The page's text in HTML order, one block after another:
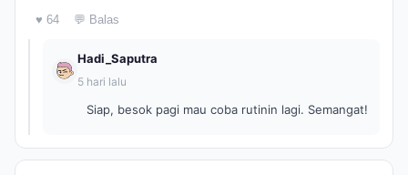
♥ 64 💬 Balas
Hadi_Saputra
5 hari lalu
Siap, besok pagi mau coba rutinin lagi. Semangat!